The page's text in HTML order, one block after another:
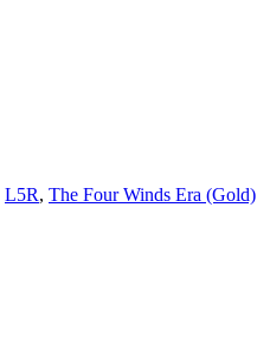
L5R, The Four Winds Era (Gold)